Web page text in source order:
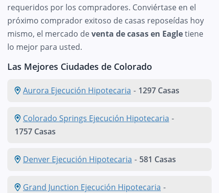
requeridos por los compradores. Conviértase en el
próximo comprador exitoso de casas reposeídas hoy
mismo, el mercado deventa de casas en Eagletiene
lo mejor para usted.
Las Mejores Ciudades de Colorado
Aurora Ejecución Hipotecaria - 1297 Casas
Colorado Springs Ejecución Hipotecaria -
1757 Casas
Denver Ejecución Hipotecaria - 581 Casas
Grand Junction Ejecución Hipotecaria -